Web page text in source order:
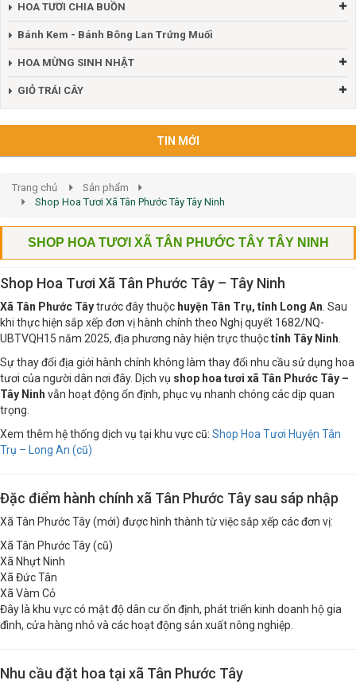
HOA TƯƠI CHIA BUỒN
Bánh Kem - Bánh Bông Lan Trứng Muối
HOA MỪNG SINH NHẬT
GIỎ TRÁI CÂY
TIN MỚI
Trang chủ
Sản phẩm
Shop Hoa Tươi Xã Tân Phước Tây Tây Ninh
SHOP HOA TƯƠI XÃ TÂN PHƯỚC TÂY TÂY NINH
Shop Hoa Tươi Xã Tân Phước Tây – Tây Ninh
Xã Tân Phước Tâytrước đây thuộc huyện Tân Trụ, tỉnh Long An . Sau
khi thực hiện sắp xếp đơn vị hành chính theo Nghị quyết 1682/NQ-
UBTVQH15 năm 2025, địa phương này hiện trực thuộctỉnh Tây Ninh
Sự thay đổi địa giới hành chính không làm thay đổi nhu cầu sử dụng hoa
tươi của người dân nơi đây. Dịch vụ shop hoa tươi xã Tân Phước Tây –
Tây Ninh vẫn hoạt động ổn định, phục vụ nhanh chóng các dịp quan
trọng.
Xem thêm hệ thống dịch vụ tại khu vực cũ: Shop Hoa Tươi Huyện Tân
Trụ – Long An (cũ)
Đặc điểm hành chính xã Tân Phước Tây sau sáp nhập
Xã Tân Phước Tây (mới) được hình thành từ việc sắp xếp các đơn vị:
Xã Tân Phước Tây (cũ)
Xã Nhựt Ninh
Xã Đức Tân
Xã Vàm Cỏ
Đây là khu vực có mật độ dân cư ổn định, phát triển kinh doanh hộ gia
đình, cửa hàng nhỏ và các hoạt động sản xuất nông nghiệp.
Nhu cầu đặt hoa tại xã Tân Phước Tây